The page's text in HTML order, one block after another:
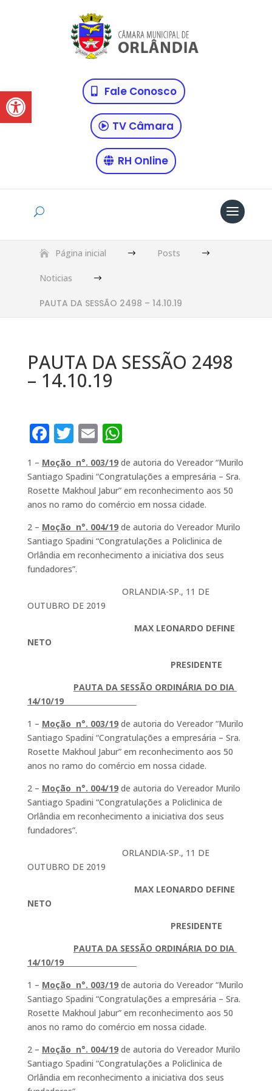
Abrir a barra de ferramentasFale Conosco
TV Câmara
RH Online
Página inicial $ Posts $
Noticias $
PAUTA DA SESSÃO 2498 – 14.10.19
PAUTA DA SESSÃO 2498
– 14.10.19
F
c
e
b
o
o
k
T
w
it
te
r
E
ai
l
W
h
at
s
A
p
p
1 – Moção n°. 003/19de autoria do Vereador “Murilo
Santiago Spadini “Congratulações a empresária – Sra.
Rosette Makhoul Jabur” em reconhecimento aos 50
anos no ramo do comércio em nossa cidade.
2 – Moção n°. 004/19de autoria do Vereador Murilo
Santiago Spadini “Congratulações a Policlinica de
Orlândia em reconhecimento a iniciativa dos seus
fundadores”.
ORLANDIA-SP., 11 DE
OUTUBRO DE 2019
MAX LEONARDO DEFINE
NETO
PRESIDENTE
PAUTA DA SESSÃO ORDINÁRIA DO DIA
14/10/19
1 – Moção n°. 003/19de autoria do Vereador “Murilo
Santiago Spadini “Congratulações a empresária – Sra.
Rosette Makhoul Jabur” em reconhecimento aos 50
anos no ramo do comércio em nossa cidade.
2 – Moção n°. 004/19de autoria do Vereador Murilo
Santiago Spadini “Congratulações a Policlinica de
Orlândia em reconhecimento a iniciativa dos seus
fundadores”.
ORLANDIA-SP., 11 DE
OUTUBRO DE 2019
MAX LEONARDO DEFINE
NETO
PRESIDENTE
PAUTA DA SESSÃO ORDINÁRIA DO DIA
14/10/19
1 – Moção n°. 003/19de autoria do Vereador “Murilo
Santiago Spadini “Congratulações a empresária – Sra.
Rosette Makhoul Jabur” em reconhecimento aos 50
anos no ramo do comércio em nossa cidade.
2 – Moção n°. 004/19de autoria do Vereador Murilo
Santiago Spadini “Congratulações a Policlinica de
Orlândia em reconhecimento a iniciativa dos seus